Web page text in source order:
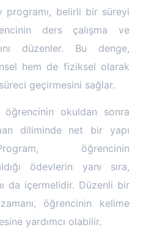
programı, belirli bir süreyi
ders çalışma ve
düzenler. Bu denge,
hem de fiziksel olarak
geçirmesini sağlar.
okuldan sonra
diliminde net bir yapı
öğrencinin
ödevlerin yanı sıra,
da içermelidir. Düzenli bir
öğrencinin kelime
yardımcı olabilir.